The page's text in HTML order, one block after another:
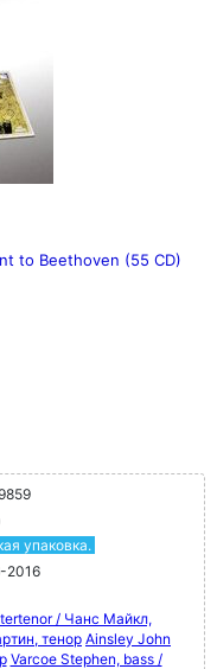
to Beethoven (55 CD)
упаковка.
2016
/ Чанс Майкл,
тенорAinsley John
Varcoe Stephen, bass /